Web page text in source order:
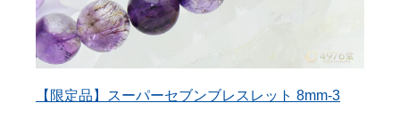
【限定品】スーパーセブンブレスレット 8mm-3